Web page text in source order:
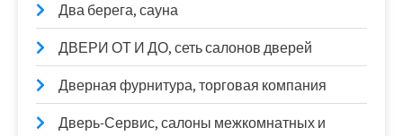
Два берега, сауна
ДВЕРИ ОТ И ДО, сеть салонов дверей
Дверная фурнитура, торговая компания
Дверь-Сервис, салоны межкомнатных и